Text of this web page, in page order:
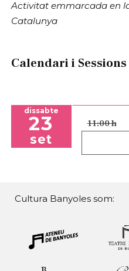
Activitat emmarcada en
Catalunya
Calendari i Sessions
dissabte
23
set
11:00 h
Cultura Banyoles som: